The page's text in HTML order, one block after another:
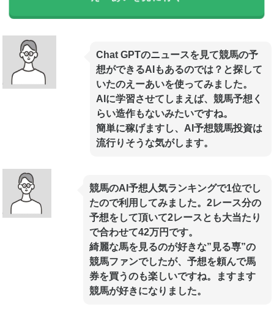
Chat GPTのニュースを見て競馬の予
想ができるAIもあるのでは？と探して
いたのえーあいを使ってみました。
AIに学習させてしまえば、競馬予想く
らい造作もないみたいですね。
簡単に稼げますし、AI予想競馬投資は
流行りそうな気がします。
競馬のAI予想人気ランキングで1位でし
たので利用してみました。2レース分の
予想をして頂いて2レースとも大当たり
で合わせて42万円です。
綺麗な馬を見るのが好きな”見る専”の
競馬ファンでしたが、予想を頼んで馬
券を買うのも楽しいですね。ますます
競馬が好きになりました。